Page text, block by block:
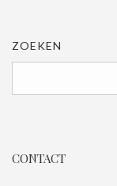
ZOEKEN
CONTACT